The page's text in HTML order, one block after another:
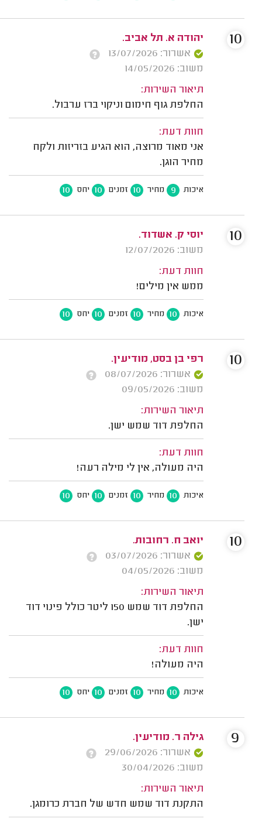
יהודה א. תל אביב.
אשרור: 13/07/2026
משוב: 14/05/2026
תיאור השירות:
החלפת גוף חימום וניקוי ברז ערבול.
חוות דעת:
אני מאוד מרוצה, הוא הגיע בזריזות ולקח
מחיר הוגן.
איכות 9 מחיר 10 זמנים 10 יחס 10
10
יוסי ק. אשדוד.
משוב: 12/07/2026
חוות דעת:
ממש אין מילים!
איכות 10 מחיר 10 זמנים 10 יחס 10
10
רפי בן בסט, מודיעין.
אשרור: 08/07/2026
משוב: 09/05/2026
תיאור השירות:
החלפת דוד שמש ישן.
חוות דעת:
היה מעולה, אין לי מילה רעה!
איכות 10 מחיר 10 זמנים 10 יחס 10
10
יואב ח. רחובות.
אשרור: 03/07/2026
משוב: 04/05/2026
תיאור השירות:
החלפת דוד שמש 150 ליטר כולל פינוי דוד
ישן.
חוות דעת:
היה מעולה!
איכות 10 מחיר 10 זמנים 10 יחס 10
10
גילה ר. מודיעין.
אשרור: 29/06/2026
משוב: 30/04/2026
תיאור השירות:
התקנת דוד שמש חדש של חברת כרומגן.
9